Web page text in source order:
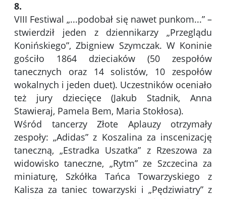
8.
VIII Festiwal „...podobał się nawet punkom...” –
stwierdził jeden z dziennikarzy „Przeglądu
Konińskiego”, Zbigniew Szymczak. W Koninie
gościło 1864 dzieciaków (50 zespołów
tanecznych oraz 14 solistów, 10 zespołów
wokalnych i jeden duet). Uczestników oceniało
też jury dziecięce (Jakub Stadnik, Anna
Stawieraj, Pamela Bem, Maria Stokłosa).
Wśród tancerzy Złote Aplauzy otrzymały
zespoły: „Adidas” z Koszalina za inscenizację
taneczną, „Estradka Uszatka” z Rzeszowa za
widowisko taneczne, „Rytm” ze Szczecina za
miniaturę, Szkółka Tańca Towarzyskiego z
Kalisza za taniec towarzyski i „Pędziwiatry” z